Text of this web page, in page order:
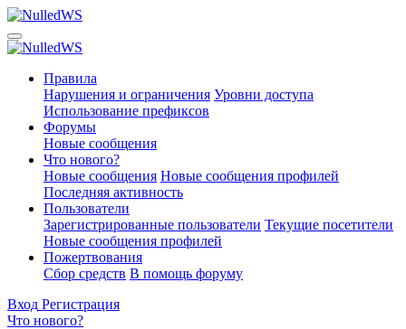
Правила
Нарушения и ограничения Уровни доступа
Использование префиксов
Форумы
Новые сообщения
Что нового?
Новые сообщения Новые сообщения профилей
Последняя активность
Пользователи
Зарегистрированные пользователи Текущие посетители
Новые сообщения профилей
Пожертвования
Сбор средств В помощь форуму
Вход Регистрация
Что нового?